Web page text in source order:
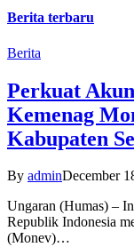
Berita terbaru
Berita
Perkuat
Kemenag
Kabupaten
By adminDecember
Ungaran (Humas) –
Republik Indonesia
(Monev)…